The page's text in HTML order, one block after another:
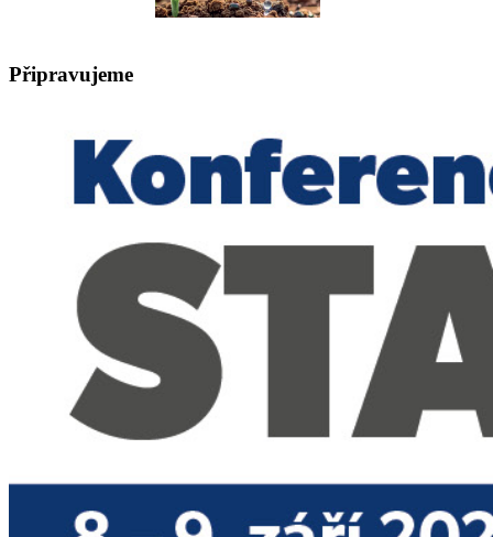
Připravujeme